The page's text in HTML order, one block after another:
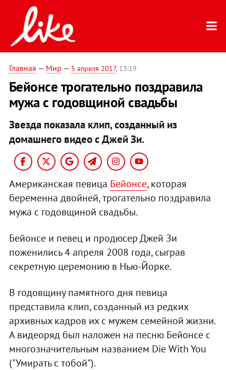
Главная — Мир — 5 апреля 2017, 13:19
Бейонсе трогательно поздравила
мужа с годовщиной свадьбы
Звезда показала клип, созданный из
домашнего видео с Джей Зи.
Американская певица Бейонсе, которая
беременна двойней, трогательно поздравила
мужа с годовщиной свадьбы.
Бейонсе и певец и продюсер Джей Зи
поженились 4 апреля 2008 года, сыграв
секретную церемонию в Нью-Йорке.
В годовщину памятного дня певица
представила клип, созданный из редких
архивных кадров их с мужем семейной жизни.
А видеоряд был наложен на песню Бейонсе с
многозначительным названием Die With You
("Умирать с тобой").